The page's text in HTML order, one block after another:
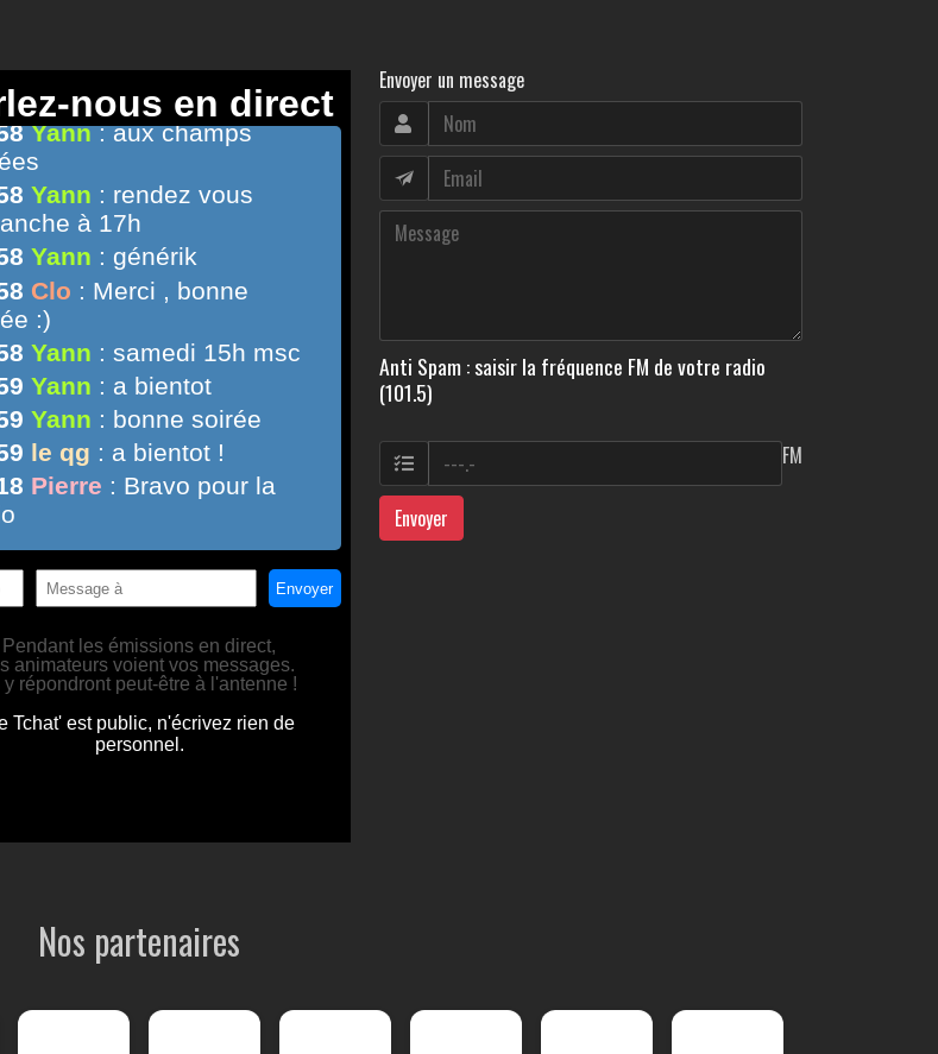
Envoyer un message
Anti Spam : saisir la fréquence FM de votre radio
(101.5)
FM
Envoyer
Nos partenaires